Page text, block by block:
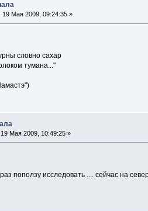
19 Мая 2009, 09:24:35 »
словно сахар
тумана..."
19 Мая 2009, 10:49:25 »
поползу исследовать .... сейчас на